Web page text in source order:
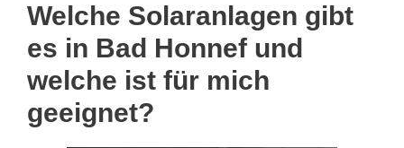
Welche Solaranlagen gibt
es in Bad Honnef und
welche ist für mich
geeignet?